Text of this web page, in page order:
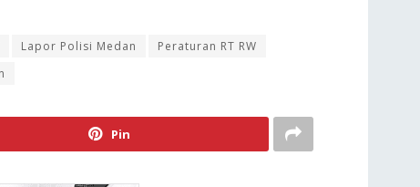
Lapor Polisi Medan
Peraturan RT RW
Pin